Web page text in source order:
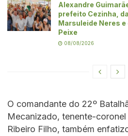
Alexandre
prefeito Cezinha,
Marsuleide Neres
Peixe
08/08/2026
O comandante do 22º
Mecanizado, tenente-
Ribeiro Filho, também